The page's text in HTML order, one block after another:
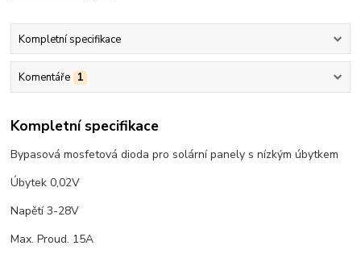
Kompletní specifikace
Komentáře 1
Kompletní specifikace
Bypasová mosfetová dioda pro solární panely s nízkým úbytkem
Úbytek 0,02V
Napětí 3-28V
Max. Proud. 15A